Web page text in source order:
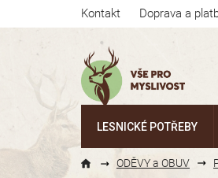
Kontakt Doprava a
LESNICKÉ POTŘEBY
ODĚVY a OBUV